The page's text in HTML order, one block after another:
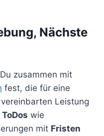
Nächste
zusammen mit
fest, die für eine
Leistung
ToDos wie
mit Fristen